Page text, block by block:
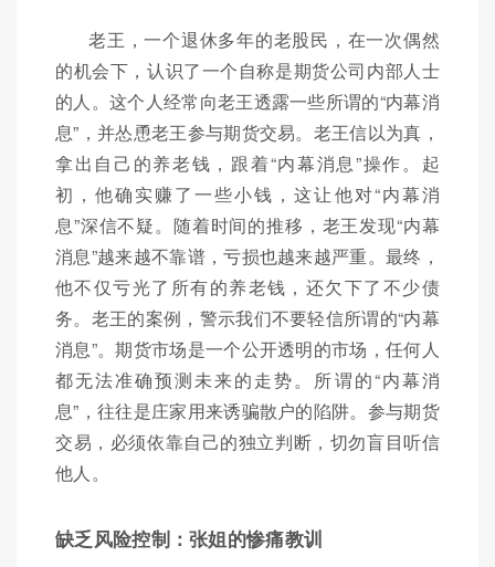
老王，一个退休多年的老股民，在一次偶然
的机会下，认识了一个自称是期货公司内部人士
的人。这个人经常向老王透露一些所谓的“内幕消
息”，并怂恿老王参与期货交易。老王信以为真，
拿出自己的养老钱，跟着“内幕消息”操作。起
初，他确实赚了一些小钱，这让他对“内幕消
息”深信不疑。随着时间的推移，老王发现“内幕
消息”越来越不靠谱，亏损也越来越严重。最终，
他不仅亏光了所有的养老钱，还欠下了不少债
务。老王的案例，警示我们不要轻信所谓的“内幕
消息”。期货市场是一个公开透明的市场，任何人
都无法准确预测未来的走势。所谓的“内幕消
息”，往往是庄家用来诱骗散户的陷阱。参与期货
交易，必须依靠自己的独立判断，切勿盲目听信
他人。
缺乏风险控制：张姐的惨痛教训